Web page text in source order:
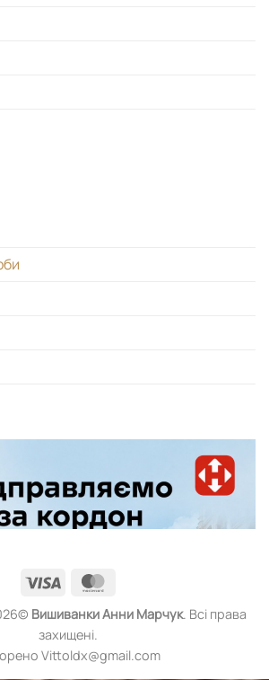
Visa
ВишиванкиАнни Марчук. Всі права
захищені.
Vittoldx@gmail.com